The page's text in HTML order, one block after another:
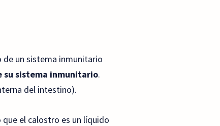
de un sistema inmunitario
su sistema inmunitario.
del intestino).
el calostro es un líquido